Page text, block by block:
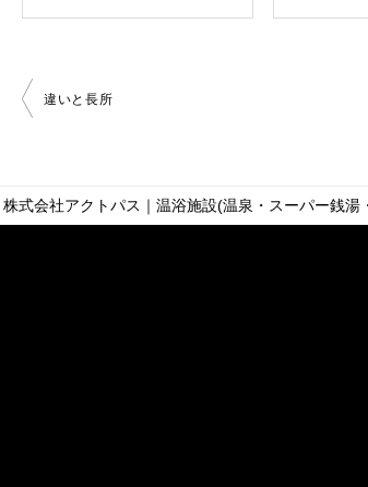
投
稿
ゲ
ー
違いと長所
株式会社アクトパス｜温浴施設(温泉・スーパー銭